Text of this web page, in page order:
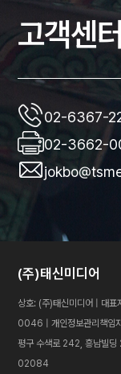
고객센터
02-6367-
02-3662-
(주)태신미디어
상호: (주)태신미디어 |
0046 | 개인정보관리책
평구 수색로 242, 흥남빌
02084